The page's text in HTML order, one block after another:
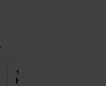
4 van 5 sterren
Hans Kollenbrander